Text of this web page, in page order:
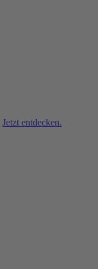
Jetzt entdecken.